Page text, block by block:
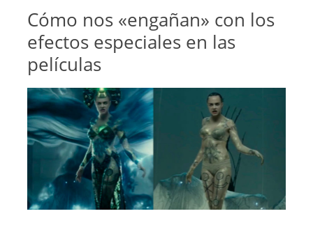
Cómo nos «engañan» con los
efectos especiales en las
películas